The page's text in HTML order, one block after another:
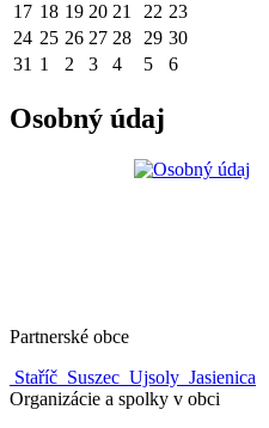
17 18 19 20 21 22 23
24 25 26 27 28 29 30
31 1 2 3 4 5 6
Osobný údaj
Partnerské obce
Staříč Suszec Ujsoly Jasienica
Organizácie a spolky v obci